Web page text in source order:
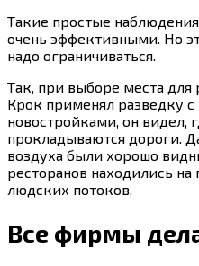
Такие простые
очень эффективными. Но
надо ограничиваться.
Так, при выборе места для
Крок применял разведку с
новостройками, он видел,
прокладываются дороги.
воздуха были хорошо
ресторанов находились
людских потоков.
Все фирмы